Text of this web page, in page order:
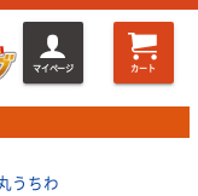
マイページ カート
うちわ